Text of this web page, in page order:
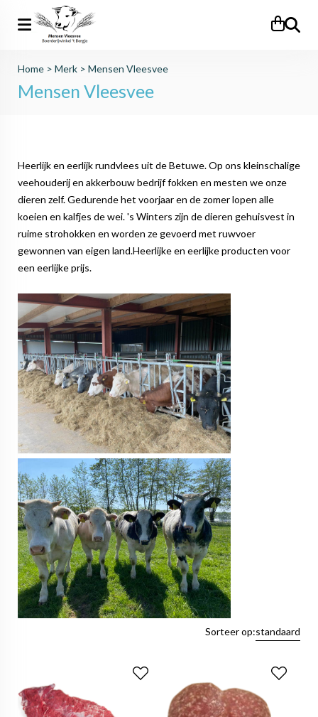
Zoeken
Home > Merk > Mensen Vleesvee
Mensen Vleesvee
Heerlijk en eerlijk rundvlees uit de Betuwe. Op ons kleinschalige
veehouderij en akkerbouw bedrijf fokken en mesten we onze
dieren zelf. Gedurende het voorjaar en de zomer lopen alle
koeien en kalfjes de wei. 's Winters zijn de dieren gehuisvest in
ruime strohokken en worden ze gevoerd met ruwvoer
gewonnen van eigen land.Heerlijke en eerlijke producten voor
een eerlijke prijs.
Sorteer op:standaard